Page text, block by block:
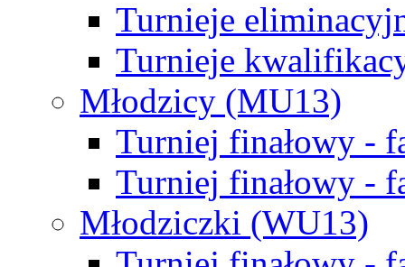
Turnieje
Turnieje
Młodzicy (MU13)
Turniej finałowy -
Turniej finałowy -
Młodziczki (WU13)